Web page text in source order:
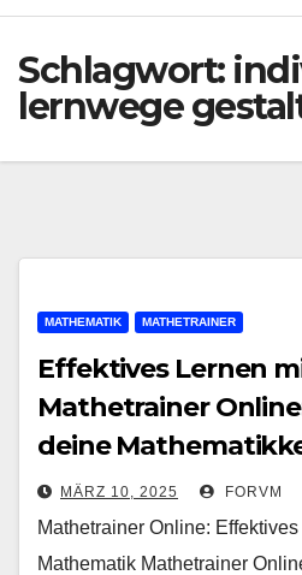
Schlagwort:
lernwege
MATHEMATIK MATHETRAINER
Effektives Lernen
Mathetrainer
deine
MÄRZ 10, 2025 FORVM
Mathetrainer Online:
Mathematik Mathetrainer